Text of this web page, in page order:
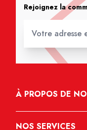
Rejoignez la
À PROPOS DE
NOS SERVICES